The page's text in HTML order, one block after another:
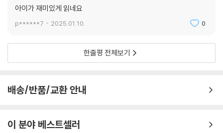
아이가 재미있게 읽네요
p******7 2025.01.10. 0
한줄평 전체보기
배송/반품/교환 안내
이 분야 베스트셀러